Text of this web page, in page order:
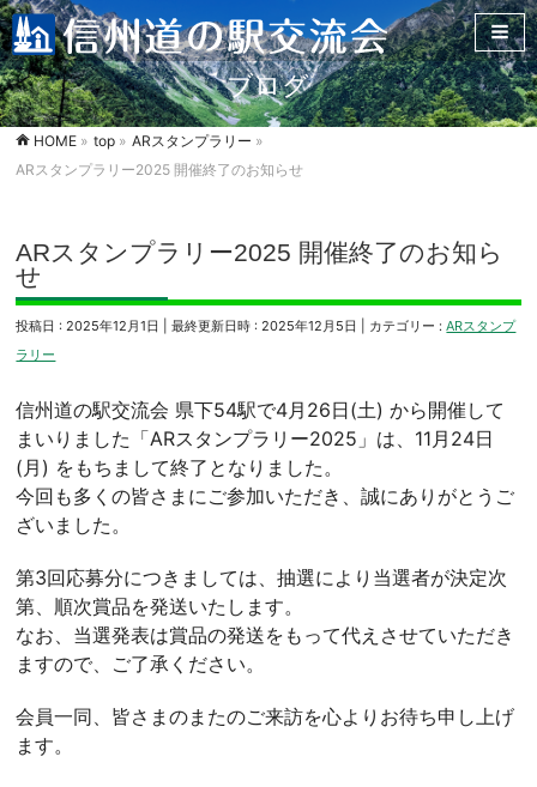
ブログ
HOME » top » ARスタンプラリー »
ARスタンプラリー2025 開催終了のお知らせ
ARスタンプラリー2025 開催終了のお知ら
せ
投稿日 : 2025年12月1日 最終更新日時 : 2025年12月5日 カテゴリー :ARスタンプ
ラリー
信州道の駅交流会 県下54駅で4月26日(土) から開催して
まいりました「ARスタンプラリー2025」は、11月24日
(月) をもちまして終了となりました。
今回も多くの皆さまにご参加いただき、誠にありがとうご
ざいました。
第3回応募分につきましては、抽選により当選者が決定次
第、順次賞品を発送いたします。
なお、当選発表は賞品の発送をもって代えさせていただき
ますので、ご了承ください。
会員一同、皆さまのまたのご来訪を心よりお待ち申し上げ
ます。